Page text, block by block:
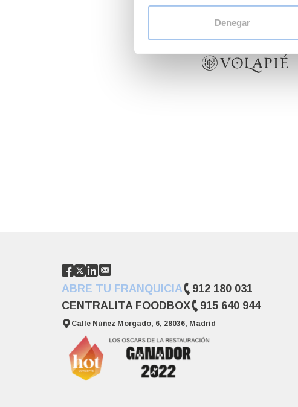
Denegar
ABRE TU FRANQUICIA
912 180 031
CENTRALITA FOODBOX
915 640 944
Calle Núñez Morgado, 6, 28036, Madrid